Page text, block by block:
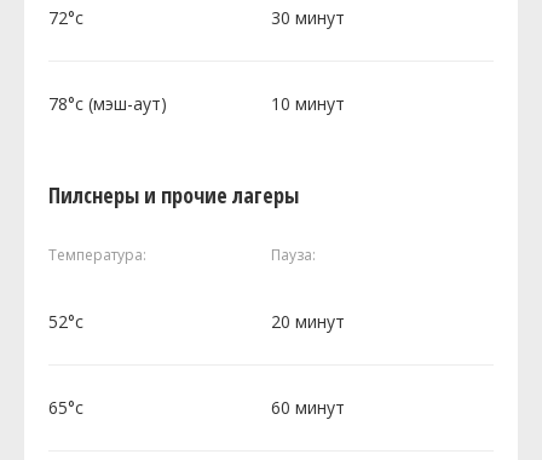
72°c 30 минут
78°c (мэш-аут) 10 минут
Пилснеры и прочие лагеры
Температура: Пауза:
52°c 20 минут
65°c 60 минут